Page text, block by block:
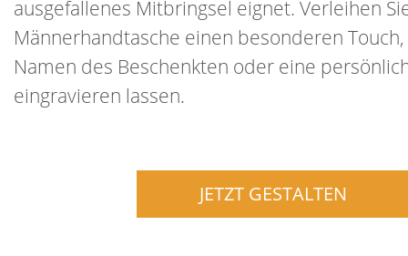
ausgefallenes Mitbringsel eignet. Verleihen
Männerhandtasche einen besonderen
Namen des Beschenkten oder eine
eingravieren lassen.
JETZT GESTALTEN